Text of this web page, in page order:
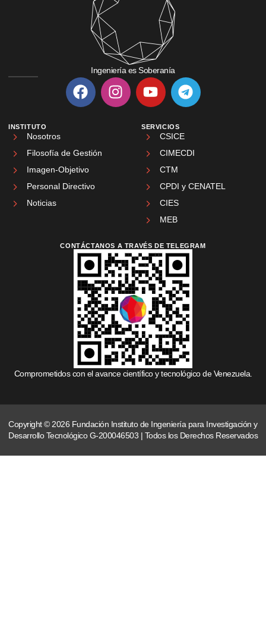
Ingeniería es Soberanía
INSTITUTO
Nosotros
Filosofía de Gestión
Imagen-Objetivo
Personal Directivo
Noticias
SERVICIOS
CSICE
CIMECDI
CTM
CPDI y CENATEL
CIES
MEB
CONTÁCTANOS A TRAVÉS DE TELEGRAM
Comprometidos con el avance científico y tecnológico de Venezuela.
Copyright © 2026 Fundación Instituto de Ingeniería para Investigación y
Desarrollo Tecnológico G-200046503 | Todos los Derechos Reservados